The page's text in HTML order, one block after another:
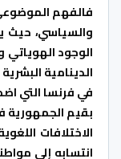
فالفهم
والسياسي، حيث
الوجود الهوياتي
الدينامية
في فرنسا التي
بقيم الجمهورية
الاختلافات
انتسابه إلى